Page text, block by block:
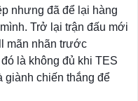
nhưng đã để lại hàng
Trở lại trận đấu mới
mãn nhãn trước
là không đủ khi TES
giành chiến thắng để